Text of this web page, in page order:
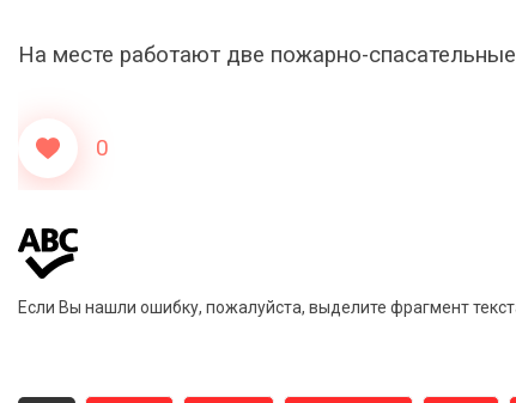
На месте работают две пожарно-
0
Если Вы нашли ошибку, пожалуйста, выделите фрагмент